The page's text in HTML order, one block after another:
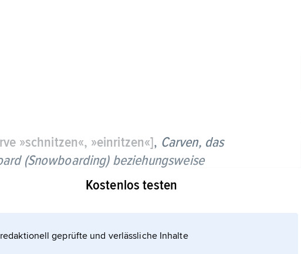
»schnitzen«, »einritzen«], Carven, das
(Snowboarding) beziehungsweise
Schnee, was dynamisches Kurvenfahren
Kostenlos testen
redaktionell geprüfte und verlässliche Inhalte